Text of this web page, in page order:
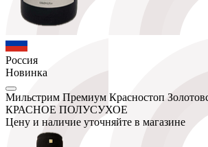
Россия
Новинка
Мильстрим Премиум Красностоп
КРАСНОЕ ПОЛУСУХОЕ
Цену и наличие уточняйте в магазине